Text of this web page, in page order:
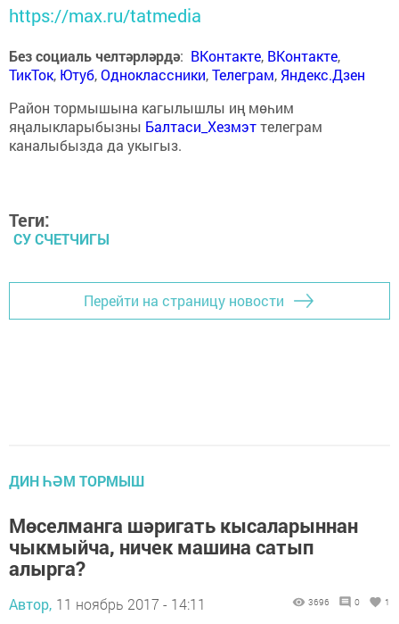
https://max.ru/tatmedia
Без социаль челтәрләрдә: ВКонтакте, ВКонтакте,
ТикТок, Ютуб,Одноклассники,Телеграм, Яндекс.Дзен
Район тормышына кагылышлы иң мөһим
яңалыкларыбызны Балтаси_Хезмэттелеграм
каналыбызда да укыгыз.
Теги:
СУ СЧЕТЧИГЫ
Перейти на страницу новости
ДИН ҺӘМ ТОРМЫШ
Мөселманга шәригать кысаларыннан
чыкмыйча, ничек машина сатып
алырга?
Автор, 11 ноябрь 2017 - 14:11 3696 0 1